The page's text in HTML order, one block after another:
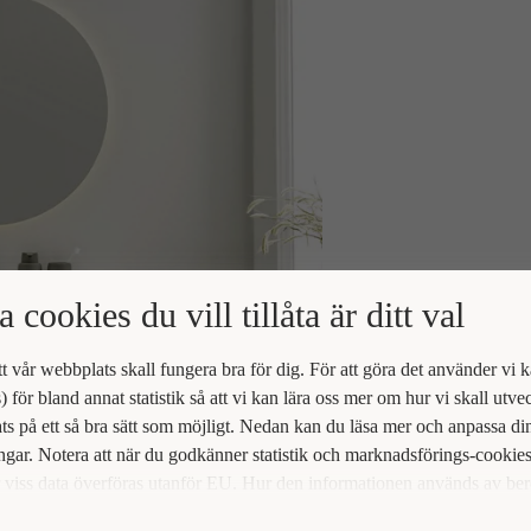
cookies du vill tillåta är ditt val
vår webbplats skall fungera bra för dig. För att göra det använder vi
för bland annat statistik så att vi kan lära oss mer om hur vi skall
på ett så bra sätt som möjligt. Nedan kan du läsa mer och anpassa
Notera att när du godkänner statistik och marknadsförings-cookies
data överföras utanför EU. Hur den informationen används av